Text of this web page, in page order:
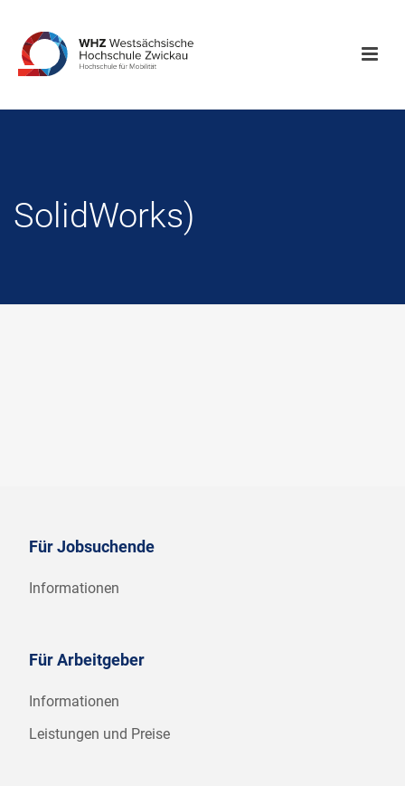
SolidWorks)
Für Jobsuchende
Informationen
Für Arbeitgeber
Informationen
Leistungen und Preise